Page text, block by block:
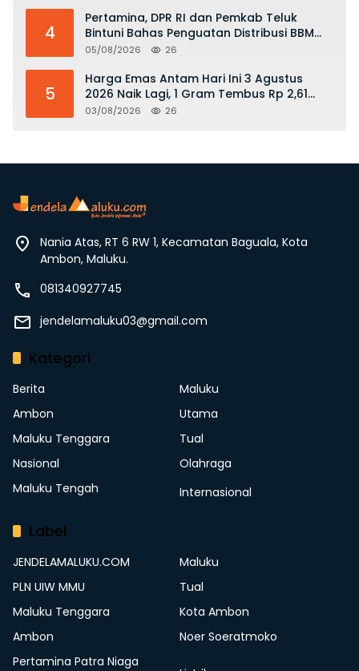
4
Pertamina, DPR RI dan Pemkab Teluk
Bintuni Bahas Penguatan Distribusi BBM
dan LPG
05/08/2026 26
5
Harga Emas Antam Hari Ini 3 Agustus
2026 Naik Lagi, 1 Gram Tembus Rp 2,61
Juta
03/08/2026 26
Nania Atas, RT 6 RW 1, Kecamatan Baguala, Kota
Ambon, Maluku.
081340927745
jendelamaluku03@gmail.com
Kategori
Berita
Maluku
Ambon
Utama
Maluku Tenggara
Tual
Nasional
Olahraga
Maluku Tengah
Internasional
Label
JENDELAMALUKU.COM
Maluku
PLN UIW MMU
Tual
Maluku Tenggara
Kota Ambon
Ambon
Noer Soeratmoko
Pertamina Patra Niaga